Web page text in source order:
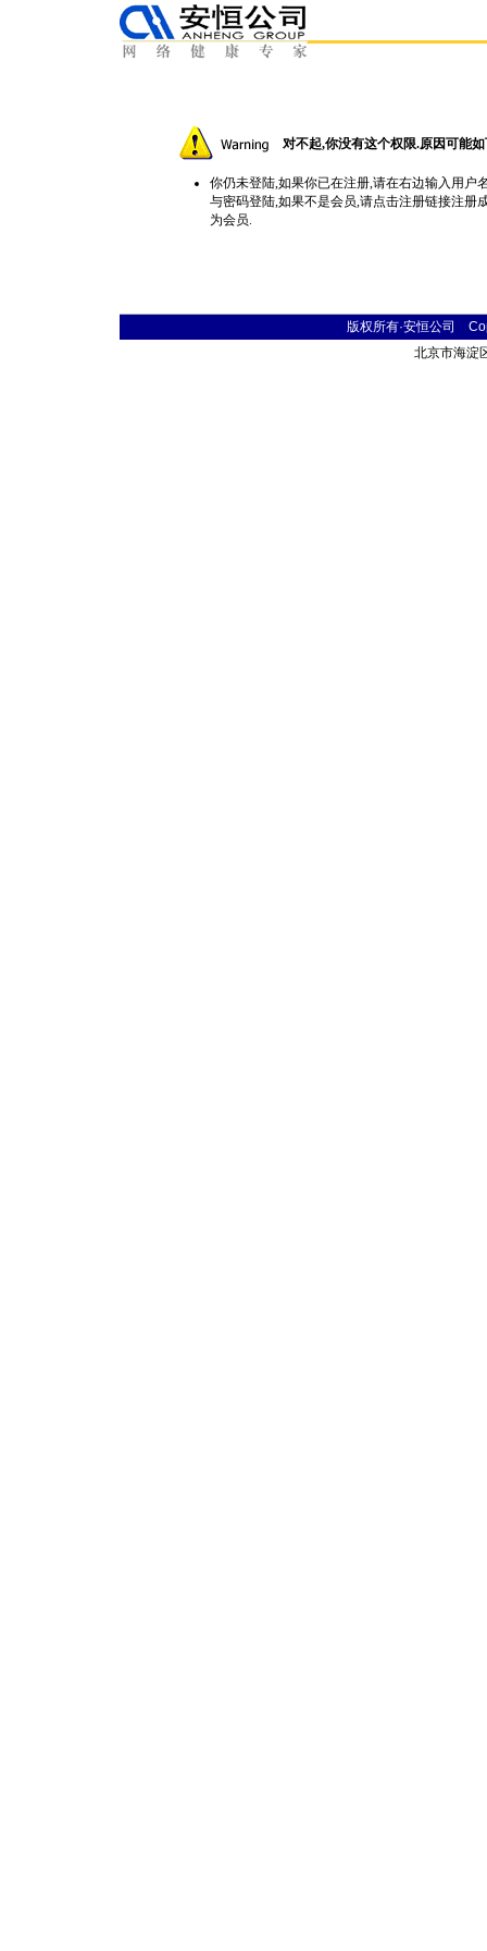
对不起,你没有这个权限.原因可能如
你仍未登陆,如果你已在注册,请在右边输入用户
与密码登陆,如果不是会员,请点击注册链接注册
为会员.
版权所有·安恒公司
北京市海淀